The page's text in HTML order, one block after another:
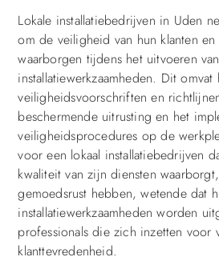
Lokale installatiebedrijven in Uden
om de veiligheid van hun klanten
waarborgen tijdens het uitvoeren van
installatiewerkzaamheden. Dit omvat
veiligheidsvoorschriften en
beschermende uitrusting en het
veiligheidsprocedures op de
voor een lokaal installatiebedrijven
kwaliteit van zijn diensten
gemoedsrust hebben, wetende dat
installatiewerkzaamheden worden
professionals die zich inzetten voor
klanttevredenheid.